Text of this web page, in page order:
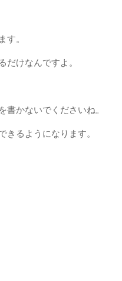
す。
だけなんですよ。
かないでくださいね。
るようになります。